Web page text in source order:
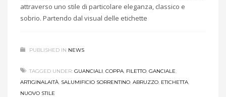
attraverso uno stile di particolare eleganza, classico e
sobrio. Partendo dal visual delle etichette
PUBLISHED IN NEWS
TAGGED UNDER: GUANCIALI, COPPA, FILETTO, GANCIALE,
ARTIGINALAITÀ, SALUMIFICIO SORRENTINO, ABRUZZO, ETICHETTA,
NUOVO STILE